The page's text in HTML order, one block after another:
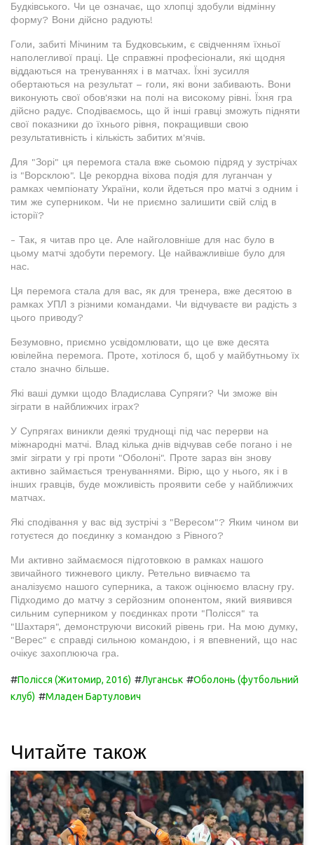
Будківського. Чи це означає, що хлопці здобули відмінну
форму? Вони дійсно радують!
Голи, забиті Мічиним та Будковським, є свідченням їхньої
наполегливої праці. Це справжні професіонали, які щодня
віддаються на тренуваннях і в матчах. Їхні зусилля
обертаються на результат – голи, які вони забивають. Вони
виконують свої обов'язки на полі на високому рівні. Їхня гра
дійсно радує. Сподіваємось, що й інші гравці зможуть підняти
свої показники до їхнього рівня, покращивши свою
результативність і кількість забитих м'ячів.
Для "Зорі" ця перемога стала вже сьомою підряд у зустрічах
із "Ворсклою". Це рекордна віхова подія для луганчан у
рамках чемпіонату України, коли йдеться про матчі з одним і
тим же суперником. Чи не приємно залишити свій слід в
історії?
- Так, я читав про це. Але найголовніше для нас було в
цьому матчі здобути перемогу. Це найважливіше було для
нас.
Ця перемога стала для вас, як для тренера, вже десятою в
рамках УПЛ з різними командами. Чи відчуваєте ви радість з
цього приводу?
Безумовно, приємно усвідомлювати, що це вже десята
ювілейна перемога. Проте, хотілося б, щоб у майбутньому їх
стало значно більше.
Які ваші думки щодо Владислава Супряги? Чи зможе він
зіграти в найближчих іграх?
У Супрягах виникли деякі труднощі під час перерви на
міжнародні матчі. Влад кілька днів відчував себе погано і не
зміг зіграти у грі проти "Оболоні". Проте зараз він знову
активно займається тренуваннями. Вірю, що у нього, як і в
інших гравців, буде можливість проявити себе у найближчих
матчах.
Які сподівання у вас від зустрічі з "Вересом"? Яким чином ви
готуєтеся до поєдинку з командою з Рівного?
Ми активно займаємося підготовкою в рамках нашого
звичайного тижневого циклу. Ретельно вивчаємо та
аналізуємо нашого суперника, а також оцінюємо власну гру.
Підходимо до матчу з серйозним опонентом, який виявився
сильним суперником у поєдинках проти "Полісся" та
"Шахтаря", демонструючи високий рівень гри. На мою думку,
"Верес" є справді сильною командою, і я впевнений, що нас
очікує захоплююча гра.
#Полісся (Житомир, 2016) #Луганськ #Оболонь (футбольний
клуб) #Младен Бартулович
Читайте також